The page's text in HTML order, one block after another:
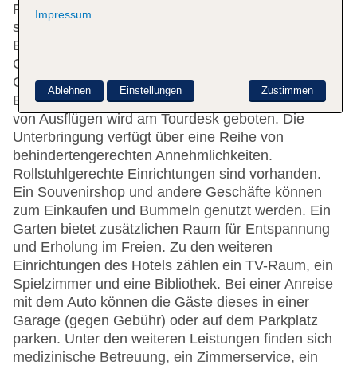
Personal an der Rezeption im Empfangsbereich
steht zur Seite beim Ein- und Auschecken. Die
Einrichtung des Hauses umfasst eine
Gepäckaufbewahrung, einen Safe und einen
Getränkeautomaten. WLAN ist in den öffentlichen
Bereichen verfügbar. Hilfestellung bei der Buchung
von Ausflügen wird am Tourdesk geboten. Die
Unterbringung verfügt über eine Reihe von
behindertengerechten Annehmlichkeiten.
Rollstuhlgerechte Einrichtungen sind vorhanden.
Ein Souvenirshop und andere Geschäfte können
zum Einkaufen und Bummeln genutzt werden. Ein
Garten bietet zusätzlichen Raum für Entspannung
und Erholung im Freien. Zu den weiteren
Einrichtungen des Hotels zählen ein TV-Raum, ein
Spielzimmer und eine Bibliothek. Bei einer Anreise
mit dem Auto können die Gäste dieses in einer
Garage (gegen Gebühr) oder auf dem Parkplatz
parken. Unter den weiteren Leistungen finden sich
medizinische Betreuung, ein Zimmerservice, ein
Impressum
Zustimmen
Ablehnen Einstellungen